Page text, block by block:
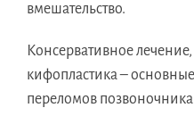
вмешательство.
Консервативное
кифопластика –
переломов